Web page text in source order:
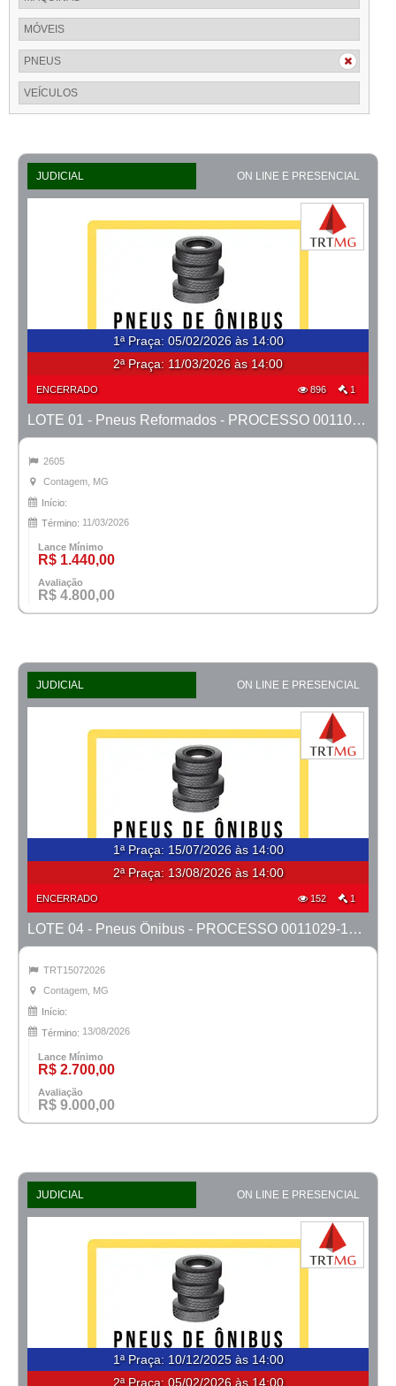
MÓVEIS
PNEUS
VEÍCULOS
JUDICIAL ON LINE E PRESENCIAL
1ª Praça: 05/02/2026 às 14:00
2ª Praça: 11/03/2026 às 14:00
ENCERRADO 896 1
LOTE 01 - Pneus Reformados - PROCESSO 0011082-17.2020-6ª CONT.
2605
Contagem, MG
Início:
Término: 11/03/2026
Lance Mínimo
R$ 1.440,00
Avaliação
R$ 4.800,00
JUDICIAL ON LINE E PRESENCIAL
1ª Praça: 15/07/2026 às 14:00
2ª Praça: 13/08/2026 às 14:00
ENCERRADO 152 1
LOTE 04 - Pneus Ônibus - PROCESSO 0011029-14.2024-1ª CONTAGEM
TRT15072026
Contagem, MG
Início:
Término: 13/08/2026
Lance Mínimo
R$ 2.700,00
Avaliação
R$ 9.000,00
JUDICIAL ON LINE E PRESENCIAL
1ª Praça: 10/12/2025 às 14:00
2ª Praça: 05/02/2026 às 14:00